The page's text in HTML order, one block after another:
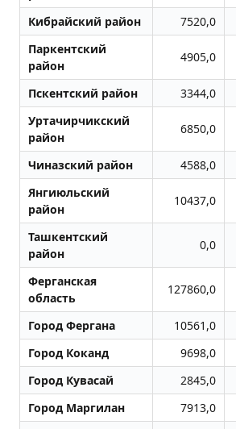
Кибрайский район 7520,0
Паркентский
район
4905,0
Пскентский район 3344,0
Уртачирчикский
район
6850,0
Чиназский район 4588,0
Янгиюльский
район
10437,0
Ташкентский
район
0,0
Ферганская
область
127860,0
Город Фергана 10561,0
Город Коканд
9698,0
Город Кувасай
2845,0
Город Маpгилан
7913,0